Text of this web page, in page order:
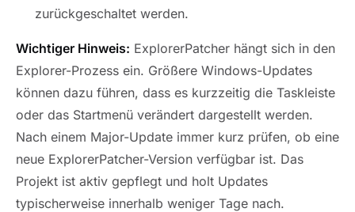
zurückgeschaltet werden.
Wichtiger Hinweis: ExplorerPatcher hängt sich in den
Explorer-Prozess ein. Größere Windows-Updates
können dazu führen, dass es kurzzeitig die Taskleiste
oder das Startmenü verändert dargestellt werden.
Nach einem Major-Update immer kurz prüfen, ob eine
neue ExplorerPatcher-Version verfügbar ist. Das
Projekt ist aktiv gepflegt und holt Updates
typischerweise innerhalb weniger Tage nach.